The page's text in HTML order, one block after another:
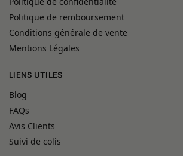
Politique de remboursement
Conditions générale de vente
Mentions Légales
LIENS UTILES
Blog
FAQs
Avis Clients
Suivi de colis